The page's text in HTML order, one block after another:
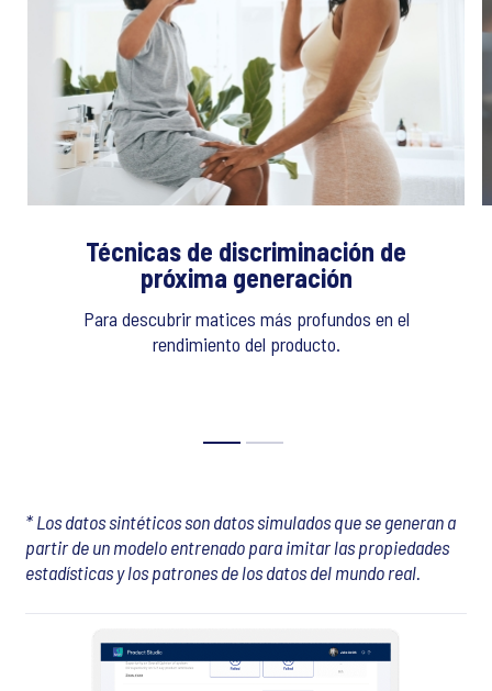
Técnicas de discriminación de
próxima generación
Para descubrir matices más profundos en el
rendimiento del producto.
* Los datos sintéticos son datos simulados que se generan a
partir de un modelo entrenado para imitar las propiedades
estadísticas y los patrones de los datos del mundo real.